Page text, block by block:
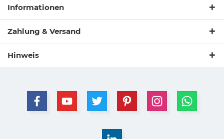
Informationen
Zahlung & Versand
Hinweis